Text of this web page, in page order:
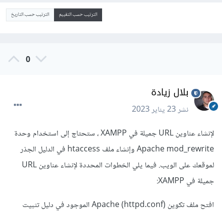
الترتيب حسب التقييم الترتيب حسب التاريخ
0
بلال زيادة
نشر23 يناير 2023
لإنشاء عناوين URL جميلة في XAMPP ، ستحتاج إلى استخدام وحدة
Apache mod_rewrite وإنشاء ملف htaccess في الدليل الجذر
لموقعك على الويب. فيما يلي الخطوات المحددة لإنشاء عناوين URL
جميلة في XAMPP:
افتح ملف تكوين Apache (httpd.conf) الموجود في دليل تثبيت